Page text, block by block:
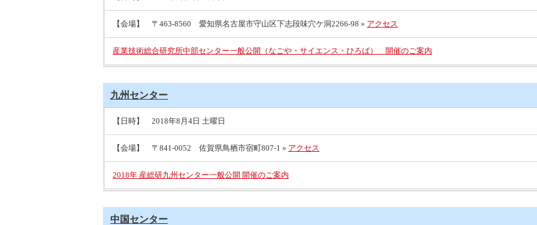
【会場】 〒463-8560 愛知県名古屋市守山区下志段味穴ケ洞2266-98 » アクセス
産業技術総合研究所中部センター一般公開（なごや・サイエンス・ひろば） 開催のご案内
九州センター
【日時】 2018年8月4日 土曜日
【会場】 〒841-0052 佐賀県鳥栖市宿町807-1 » アクセス
2018年 産総研九州センター一般公開 開催のご案内
中国センター